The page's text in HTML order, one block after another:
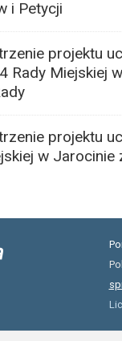
i Petycji
projektu
Rady Miejskiej
projektu
w Jarocinie